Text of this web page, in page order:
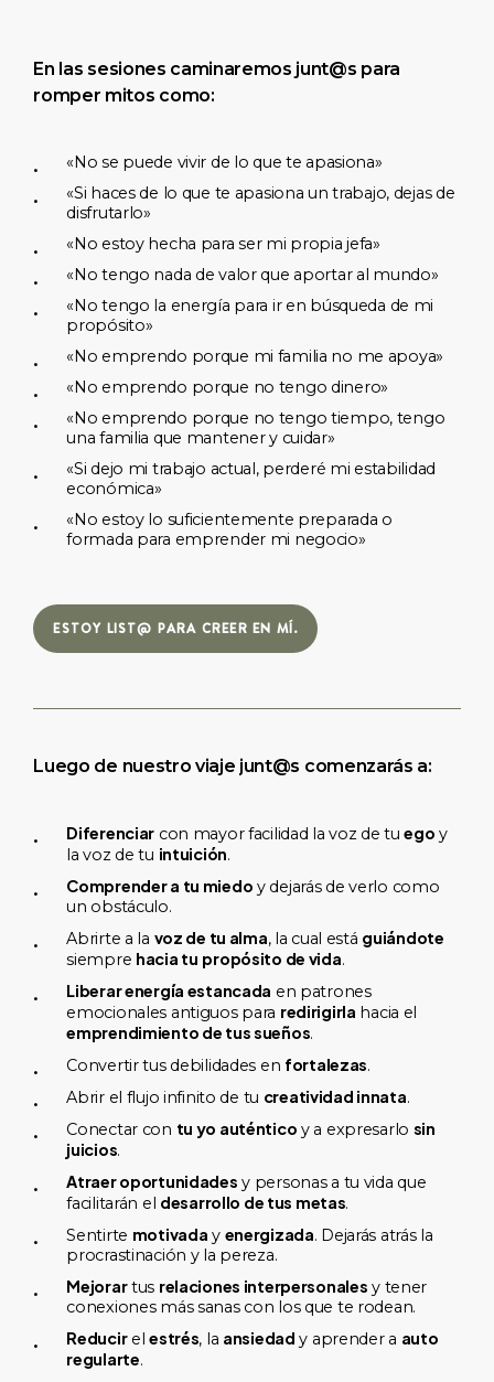
En las sesiones caminaremos junt@s para
romper mitos como:
«No se puede vivir de lo que te apasiona»
«Si haces de lo que te apasiona un trabajo, dejas de
disfrutarlo»
«No estoy hecha para ser mi propia jefa»
«No tengo nada de valor que aportar al mundo»
«No tengo la energía para ir en búsqueda de mi
propósito»
«No emprendo porque mi familia no me apoya»
«No emprendo porque no tengo dinero»
«No emprendo porque no tengo tiempo, tengo
una familia que mantener y cuidar»
«Si dejo mi trabajo actual, perderé mi estabilidad
económica»
«No estoy lo suficientemente preparada o
formada para emprender mi negocio»
ESTOY LIST@ PARA CREER EN MÍ.
Luego de nuestro viaje junt@s comenzarás a:
Diferenciar con mayor facilidad la voz de tuego y
la voz de tu intuición.
Comprender a tu miedo y dejarás de verlo como
un obstáculo.
Abrirte a la voz de tu alma, la cual está guiándote
siempre hacia tu propósito de vida.
Liberar energía estancada en patrones
emocionales antiguos para redirigirla hacia el
emprendimiento de tus sueños.
Convertir tus debilidades en fortalezas.
Abrir el flujo infinito de tu creatividad innata.
Conectar con tu yo auténtico y a expresarlo sin
juicios.
Atraer oportunidades y personas a tu vida que
facilitarán el desarrollo de tus metas.
Sentirte motivada y energizada. Dejarás atrás la
procrastinación y la pereza.
Mejorartus relaciones interpersonales y tener
conexiones más sanas con los que te rodean.
Reducirelestrés, la ansiedad y aprender a auto
regularte.